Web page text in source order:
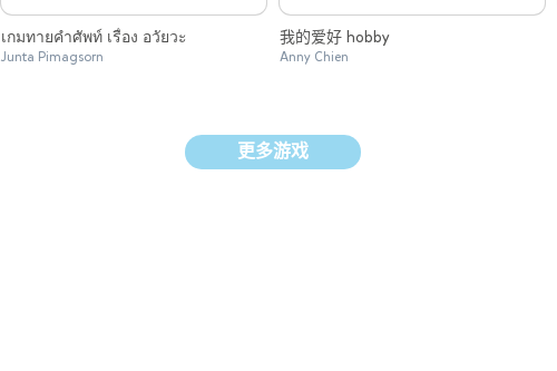
เกมทายคำศัพท์ เรื่อง อวัยวะ
Junta Pimagsorn
我的爱好 hobby
Anny Chien
更多游戏